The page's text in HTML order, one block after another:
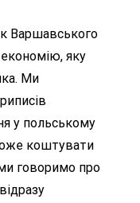
Варшавського
яку
Ми
у польському
коштувати
говоримо про